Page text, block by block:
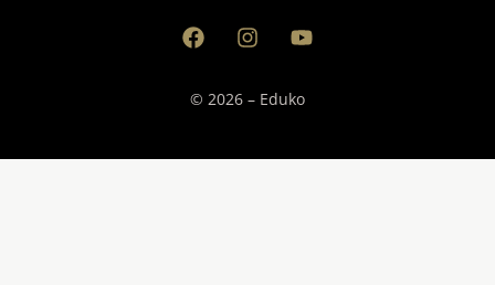
© 2026 – Eduko